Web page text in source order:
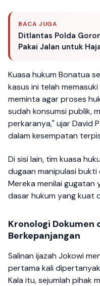
BACA JUGA
Ditlantas Polda
Pakai Jalan untuk
Kuasa hukum Bonatua
kasus ini telah
meminta agar proses
sudah konsumsi publik,
perkaranya," ujar David
dalam kesempatan
Di sisi lain, tim kuasa
dugaan manipulasi
Mereka menilai gugatan
dasar hukum yang kuat
Kronologi Dokumen
Berkepanjangan
Salinan ijazah Jokowi
pertama kali
Kala itu, sejumlah pihak